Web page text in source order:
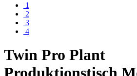
1
2
3
4
Twin Pro Plant